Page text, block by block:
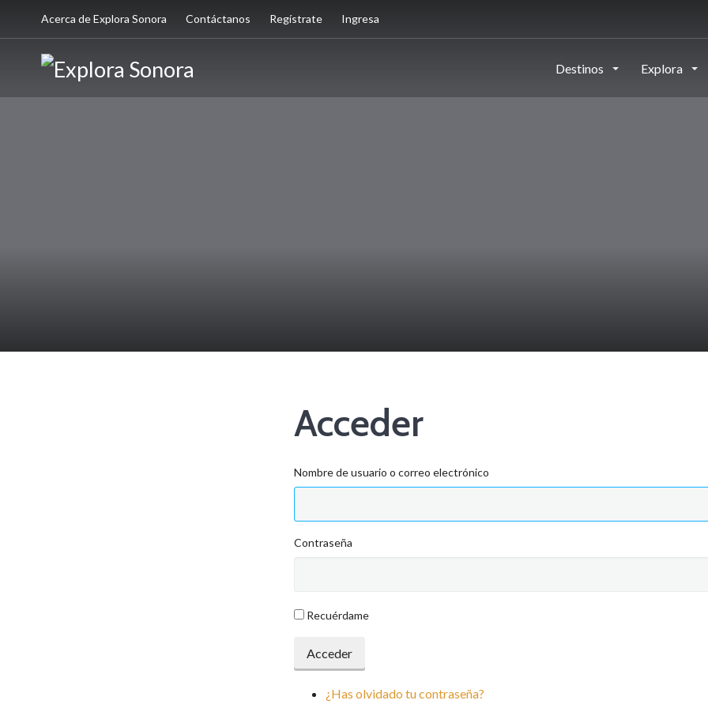
Acerca de Explora Sonora Contáctanos Regístrate Ingresa
Destinos Explora
Acceder
Nombre de usuario o correo electrónico
Contraseña
Recuérdame
Acceder
¿Has olvidado tu contraseña?